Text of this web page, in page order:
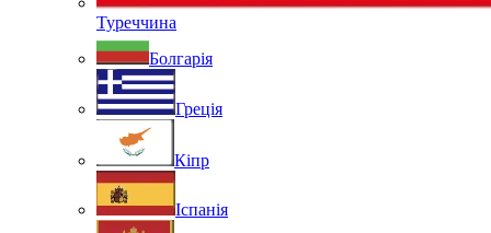
Туреччина
Болгарія
Греція
Кіпр
Іспанія